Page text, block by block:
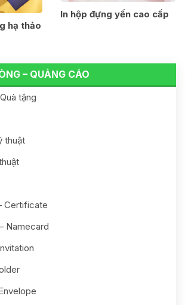
– QUẢNG CÁO
tặng
thuật
Certificate
Namecard
In hộp đựng yến cao cấp
hạ thảo